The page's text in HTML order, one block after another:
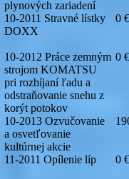
plynových zariadení
10-2011 Stravné lístky
DOXX
0 €
10-2012 Práce zemným
strojom KOMATSU
pri rozbíjaní ľadu a
odstraňovanie snehu z
korýt potokov
0 €
10-2013 Ozvučovanie
a osvetľovanie
kultúrnej akcie
11-2011 Opílenie líp 0 €